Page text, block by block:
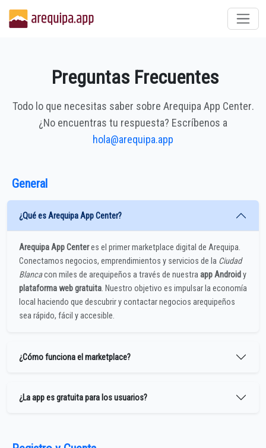
Preguntas Frecuentes
Todo lo que necesitas saber sobre Arequipa App Center.
¿No encuentras tu respuesta? Escríbenos a
hola@arequipa.app
General
¿Qué es Arequipa App Center?
Arequipa App Centeres el primer marketplace digital de Arequipa.
Conectamos negocios, emprendimientos y servicios de la Ciudad
Blancacon miles de arequipeños a través de nuestraapp Android y
plataforma web gratuita. Nuestro objetivo es impulsar la economía
local haciendo que descubrir y contactar negocios arequipeños
sea rápido, fácil y accesible.
¿Cómo funciona el marketplace?
¿La app es gratuita para los usuarios?